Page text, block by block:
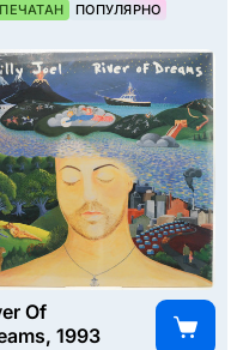
ПОПУЛЯРНО
Of
1993